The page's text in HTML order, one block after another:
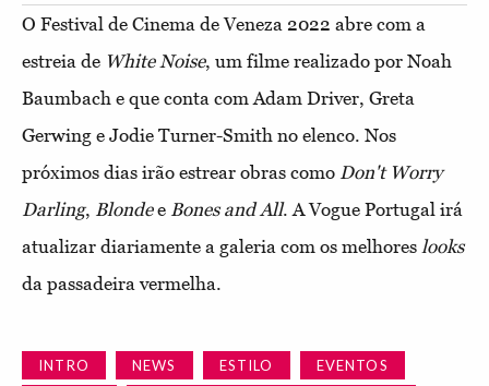
O Festival de Cinema de Veneza 2022 abre com a
estreia de White Noise, um filme realizado por Noah
Baumbach e que conta com Adam Driver, Greta
Gerwing e Jodie Turner-Smith no elenco. Nos
próximos dias irão estrear obras como Don't Worry
Darling, Blondee Bones and All. A Vogue Portugal irá
atualizar diariamente a galeria com os melhores looks
da passadeira vermelha.
INTRO NEWS ESTILO
EVENTOS